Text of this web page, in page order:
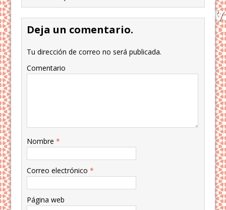
Deja un comentario.
Tu dirección de correo no será publicada.
Comentario
Nombre*
Correo electrónico*
Página web